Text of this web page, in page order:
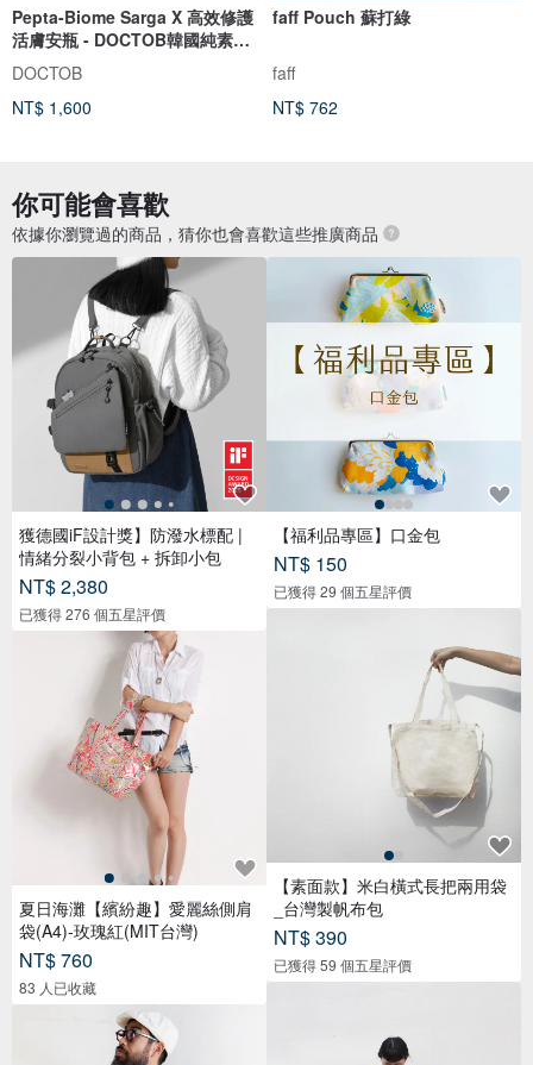
Pepta-Biome Sarga X 高效修護
活膚安瓶 - DOCTOB韓國純素保
養品
DOCTOB
NT$ 1,600
faff Pouch 蘇打綠
faff
NT$ 762
你可能會喜歡
依據你瀏覽過的商品，猜你也會喜歡這些推廣商品
獲德國iF設計獎】防潑水標配 |
情緒分裂小背包 + 拆卸小包
NT$ 2,380
已獲得 276 個五星評價
夏日海灘【繽紛趣】愛麗絲側肩
袋(A4)-玫瑰紅(MIT台灣)
NT$ 760
83 人已收藏
【福利品專區】口金包
NT$ 150
已獲得 29 個五星評價
【素面款】米白橫式長把兩用袋
_台灣製帆布包
NT$ 390
已獲得 59 個五星評價